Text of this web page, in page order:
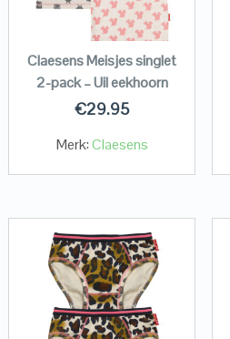
Claesens Meisjes singlet
2-pack – Uil eekhoorn
€29.95
Merk:Claesens